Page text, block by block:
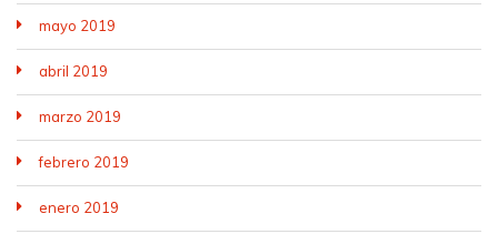
mayo 2019
abril 2019
marzo 2019
febrero 2019
enero 2019